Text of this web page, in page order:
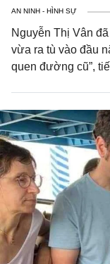
AN NINH - HÌNH SỰ
Nguyễn Thị Vân
vừa ra tù vào đầu
quen đường cũ”,